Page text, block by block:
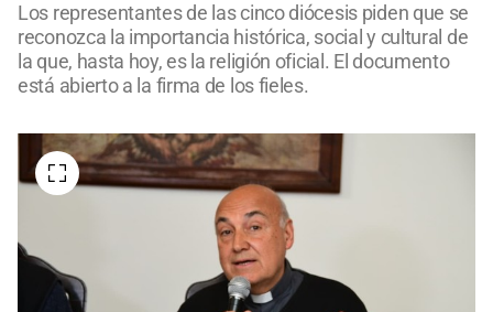
Los representantes de las cinco diócesis piden que se
reconozca la importancia histórica, social y cultural de
la que, hasta hoy, es la religión oficial. El documento
está abierto a la firma de los fieles.